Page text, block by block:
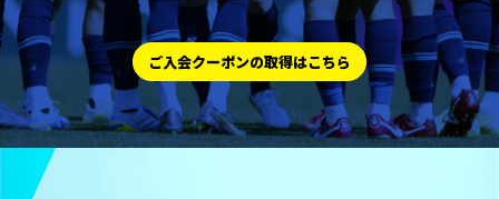
ご入会クーポンの取得はこちら